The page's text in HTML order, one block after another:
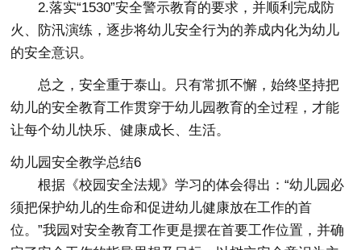
2.落实“1530”安全警示教育的要求，并顺利完成防
火、防汛演练，逐步将幼儿安全行为的养成内化为幼儿
的安全意识。
总之，安全重于泰山。只有常抓不懈，始终坚持把
幼儿的安全教育工作贯穿于幼儿园教育的全过程，才能
让每个幼儿快乐、健康成长、生活。
幼儿园安全教学总结6
根据《校园安全法规》学习的体会得出：“幼儿园必
须把保护幼儿的生命和促进幼儿健康放在工作的首
位。”我园对安全教育工作更是摆在首要工作位置，并确